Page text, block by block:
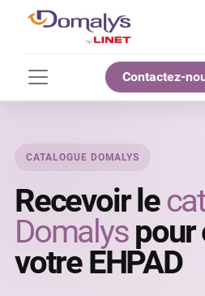
Contactez-
CATALOGUE DOMALYS
Recevoir le
Domalyspour
votre EHPAD